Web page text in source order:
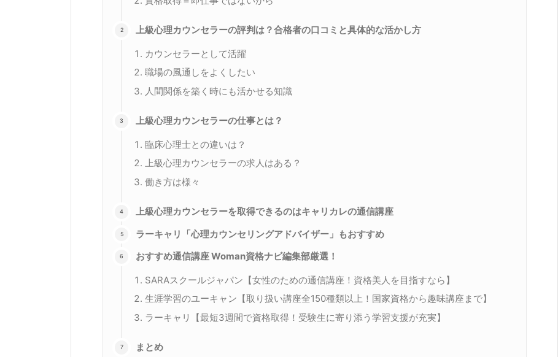
上級心理カウンセラーの評判は？合格者の口コミと具体的な活かし方
カウンセラーとして活躍
職場の風通しをよくしたい
人間関係を築く時にも活かせる知識
上級心理カウンセラーの仕事とは？
臨床心理士との違いは？
上級心理カウンセラーの求人はある？
働き方は様々
上級心理カウンセラーを取得できるのはキャリカレの通信講座
ラーキャリ「心理カウンセリングアドバイザー」もおすすめ
おすすめ通信講座 Woman資格ナビ編集部厳選！
SARAスクールジャパン【女性のための通信講座！資格美人を目指すなら】
生涯学習のユーキャン【取り扱い講座全150種類以上！国家資格から趣味講座まで】
ラーキャリ【最短3週間で資格取得！受験生に寄り添う学習支援が充実】
まとめ